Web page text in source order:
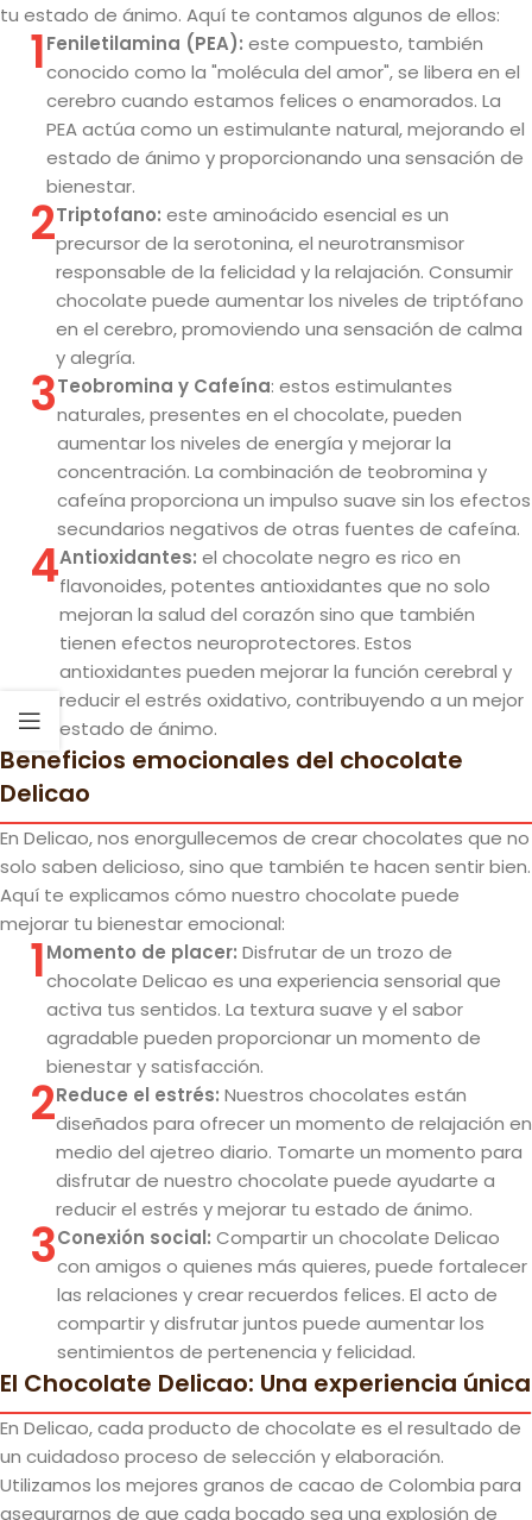
tu estado de ánimo. Aquí te contamos algunos de ellos:
1Feniletilamina (PEA): este compuesto, también
conocido como la "molécula del amor", se libera en el
cerebro cuando estamos felices o enamorados. La
PEA actúa como un estimulante natural, mejorando el
estado de ánimo y proporcionando una sensación de
bienestar.
2Triptofano: este aminoácido esencial es un
precursor de la serotonina, el neurotransmisor
responsable de la felicidad y la relajación. Consumir
chocolate puede aumentar los niveles de triptófano
en el cerebro, promoviendo una sensación de calma
y alegría.
3Teobromina y Cafeína: estos estimulantes
naturales, presentes en el chocolate, pueden
aumentar los niveles de energía y mejorar la
concentración. La combinación de teobromina y
cafeína proporciona un impulso suave sin los efectos
secundarios negativos de otras fuentes de cafeína.
4Antioxidantes: el chocolate negro es rico en
flavonoides, potentes antioxidantes que no solo
mejoran la salud del corazón sino que también
tienen efectos neuroprotectores. Estos
antioxidantes pueden mejorar la función cerebral y
reducir el estrés oxidativo, contribuyendo a un mejor
estado de ánimo.
Beneficios emocionales del chocolate
Delicao
En Delicao, nos enorgullecemos de crear chocolates que no
solo saben delicioso, sino que también te hacen sentir bien.
Aquí te explicamos cómo nuestro chocolate puede
mejorar tu bienestar emocional:
1Momento de placer: Disfrutar de un trozo de
chocolate Delicao es una experiencia sensorial que
activa tus sentidos. La textura suave y el sabor
agradable pueden proporcionar un momento de
bienestar y satisfacción.
2Reduce el estrés: Nuestros chocolates están
diseñados para ofrecer un momento de relajación en
medio del ajetreo diario. Tomarte un momento para
disfrutar de nuestro chocolate puede ayudarte a
reducir el estrés y mejorar tu estado de ánimo.
3Conexión social: Compartir un chocolate Delicao
con amigos o quienes más quieres, puede fortalecer
las relaciones y crear recuerdos felices. El acto de
compartir y disfrutar juntos puede aumentar los
sentimientos de pertenencia y felicidad.
El Chocolate Delicao: Una experiencia única
En Delicao, cada producto de chocolate es el resultado de
un cuidadoso proceso de selección y elaboración.
Utilizamos los mejores granos de cacao de Colombia para
asegurarnos de que cada bocado sea una explosión de